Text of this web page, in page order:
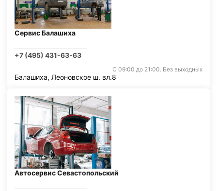
Сервис Балашиха
+7 (495) 431-63-63
С 09:00 до 21:00. Без выходных
Балашиха, Леоновское ш. вл.8
Автосервис Севастопольский